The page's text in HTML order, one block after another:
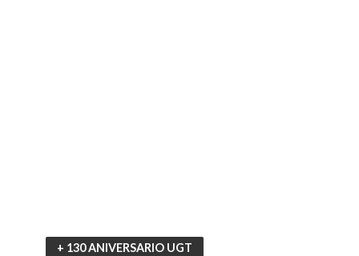
+ 130 ANIVERSARIO UGT